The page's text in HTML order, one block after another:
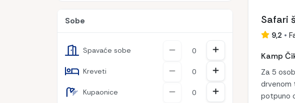
Sobe
Spavaće sobe Smanjenje Povećanje
Kreveti Smanjenje Povećanje
Kupaonice Smanjenje Povećanje
Safari
9,2 •
Kamp
Za 5
drvenom
potpuno